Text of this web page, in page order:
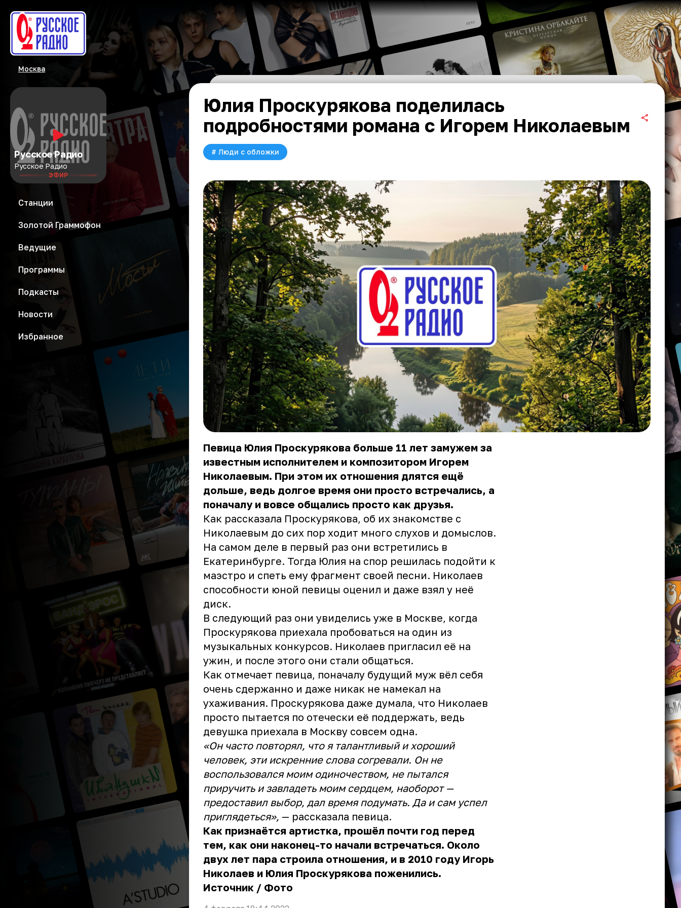
Москва
Русское Радио
Русское Радио
ЭФИР
Станции
Золотой Граммофон
Ведущие
Программы
Подкасты
Новости
Избранное
Юлия Проскурякова поделилась
подробностями романа с Игорем Николаевым
# Люди с обложки
Певица Юлия Проскурякова больше 11 лет замужем за
известным исполнителем и композитором Игорем
Николаевым. При этом их отношения длятся ещё
дольше, ведь долгое время они просто встречались, а
поначалу и вовсе общались просто как друзья.
Как рассказала Проскурякова, об их знакомстве с
Николаевым до сих пор ходит много слухов и домыслов.
На самом деле в первый раз они встретились в
Екатеринбурге. Тогда Юлия на спор решилась подойти к
маэстро и спеть ему фрагмент своей песни. Николаев
способности юной певицы оценил и даже взял у неё
диск.
В следующий раз они увиделись уже в Москве, когда
Проскурякова приехала пробоваться на один из
музыкальных конкурсов. Николаев пригласил её на
ужин, и после этого они стали общаться.
Как отмечает певица, поначалу будущий муж вёл себя
очень сдержанно и даже никак не намекал на
ухаживания. Проскурякова даже думала, что Николаев
просто пытается по отечески её поддержать, ведь
девушка приехала в Москву совсем одна.
«Он часто повторял, что я талантливый и хороший
человек, эти искренние слова согревали. Он не
воспользовался моим одиночеством, не пытался
приручить и завладеть моим сердцем, наоборот —
предоставил выбор, дал время подумать. Да и сам успел
приглядеться», — рассказала певица.
Как признаётся артистка, прошёл почти год перед
тем, как они наконец-то начали встречаться. Около
двух лет пара строила отношения, и в 2010 году Игорь
Николаев и Юлия Проскурякова поженились.
Источник / Фото